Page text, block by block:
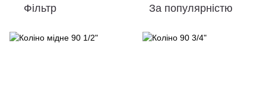
Фільтр За популярністю